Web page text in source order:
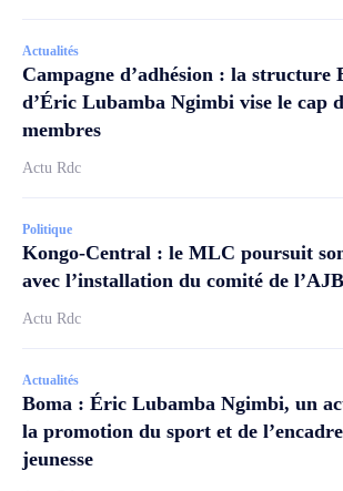
Actualités
Campagne d’adhésion : la structure
d’Éric Lubamba Ngimbi vise le cap
membres
Actu Rdc
Politique
Kongo-Central : le MLC poursuit
avec l’installation du comité de
Actu Rdc
Actualités
Boma : Éric Lubamba Ngimbi, un
la promotion du sport et de
jeunesse